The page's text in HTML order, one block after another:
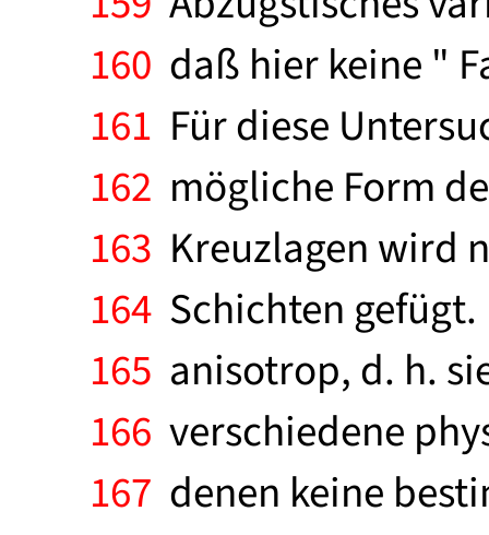
160 daß hier keine "
161 Für diese
162 mögliche Form
163 Kreuzlagen wird
164 Schichten
165 anisotrop, d. h.
166 verschiedene
167 denen keine